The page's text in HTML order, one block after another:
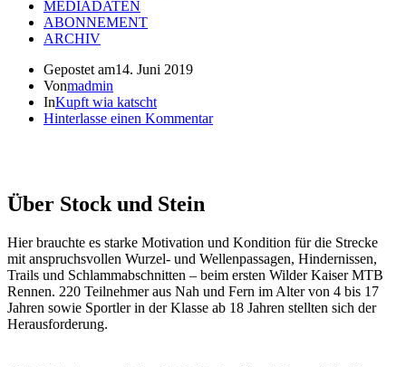
MEDIADATEN
ABONNEMENT
ARCHIV
Gepostet am14. Juni 2019
Vonmadmin
InKupft wia katscht
Hinterlasse einen Kommentar
Über Stock und Stein
Hier brauchte es starke Motivation und Kondition für die Strecke
mit anspruchsvollen Wurzel- und Wellenpassagen, Hindernissen,
Trails und Schlammabschnitten – beim ersten Wilder Kaiser MTB
Rennen. 220 Teilnehmer aus Nah und Fern im Alter von 4 bis 17
Jahren sowie Sportler in der Klasse ab 18 Jahren stellten sich der
Herausforderung.